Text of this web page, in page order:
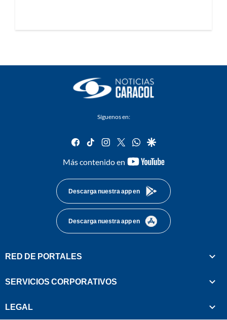
Síguenos en:
facebook
tiktok instagram
twitterwhatsapp
google
Más contenido en
youtube-
Descarga nuestra app en
Descarga nuestra app en
RED DE PORTALES
SERVICIOS CORPORATIVOS
LEGAL